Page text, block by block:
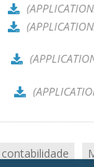
contabilidade